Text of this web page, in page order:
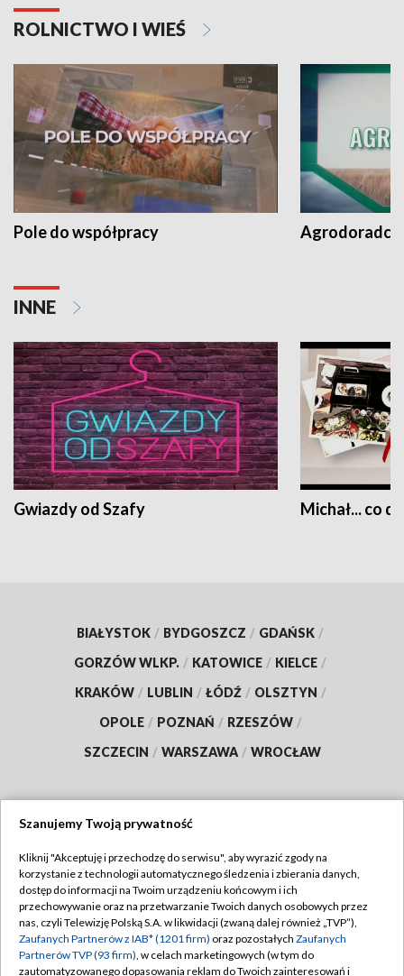
ROLNICTWO I WIEŚ
Pole do współpracy Agrodoradcy
INNE
Gwiazdy od Szafy Michał... co
BIAŁYSTOK / BYDGOSZCZ / GDAŃSK /
GORZÓW WLKP. / KATOWICE / KIELCE /
KRAKÓW / LUBLIN / ŁÓDŹ / OLSZTYN /
OPOLE / POZNAŃ / RZESZÓW /
SZCZECIN / WARSZAWA / WROCŁAW
TVP
Abonament TVP
Emisja w TVP
Centrum informacji TVP
Regulamin TVP
Polityka prywatności
Moje zgody
Szanujemy Twoją prywatność
Kliknij "Akceptuję i przechodzę do serwisu", aby wyrazić zgody na
korzystanie z technologii automatycznego śledzenia i zbierania danych,
dostęp do informacji na Twoim urządzeniu końcowym i ich
przechowywanie oraz na przetwarzanie Twoich danych osobowych przez
nas, czyli Telewizję Polską S.A. w likwidacji (zwaną dalej również „TVP”),
Zaufanych Partnerów z IAB* (1201 firm) oraz pozostałych Zaufanych
Partnerów TVP (93 firm), w celach marketingowych (w tym do
zautomatyzowanego dopasowania reklam do Twoich zainteresowań i